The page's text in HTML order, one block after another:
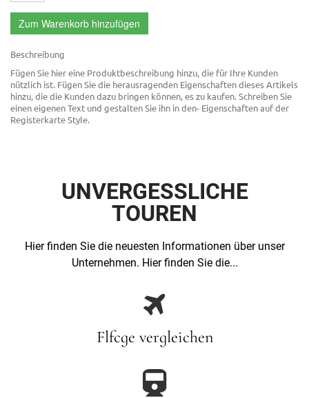
Zum Warenkorb hinzufügen
Beschreibung
Fügen Sie hier eine Produktbeschreibung hinzu, die für Ihre Kunden
nützlich ist. Fügen Sie die herausragenden Eigenschaften dieses Artikels
hinzu, die die Kunden dazu bringen können, es zu kaufen. Schreiben Sie
einen eigenen Text und gestalten Sie ihn in den- Eigenschaften auf der
Registerkarte Style.
UNVERGESSLICHE
TOUREN
Hier finden Sie die neuesten Informationen über unser
Unternehmen. Hier finden Sie die...

Flfcge vergleichen
